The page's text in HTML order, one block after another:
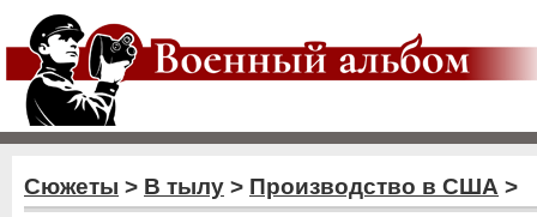
Сюжеты > В тылу > Производство в США >